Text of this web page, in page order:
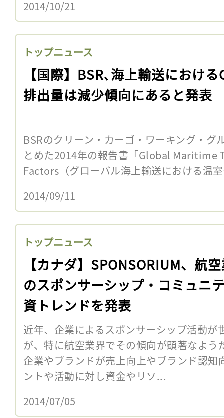
2014/10/21
トップニュース
【国際】BSR､海上輸送における
排出量は減少傾向にあると発表
BSRのクリーン・カーゴ・ワーキング・グ
とめた2014年の報告書「Global Maritime
Factors（グローバル海上輸送における温
2014/09/11
トップニュース
【カナダ】SPONSORIUM、航
のスポンサーシップ・コミュニ
資トレンドを発表
近年、企業によるスポンサーシップ活動が
が、特に航空業界でその傾向が顕著なよう
企業やブランドが売上向上やブランド認知
ントや活動に対し資金やリソ...
2014/07/05